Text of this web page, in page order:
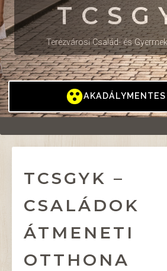
Terézvárosi Család- és
TCSGYK –
CSALÁDOK
ÁTMENETI
OTTHONA